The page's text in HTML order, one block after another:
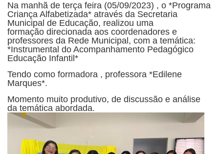
Na manhã de terça feira (05/09/2023) , o *Programa
Criança Alfabetizada* através da Secretaria
Municipal de Educação, realizou uma
formação direcionada aos coordenadores e
professores da Rede Municipal, com a temática:
*Instrumental do Acompanhamento Pedagógico
Educação Infantil*
Tendo como formadora , professora *Edilene
Marques*.
Momento muito produtivo, de discussão e análise
da temática abordada.